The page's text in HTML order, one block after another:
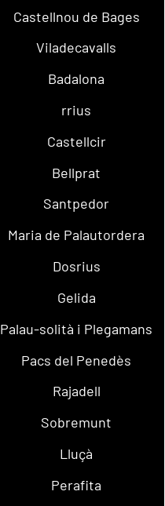
Castellnou de Bages
Viladecavalls
Badalona
rrius
Castellcir
Bellprat
Santpedor
Maria de Palautordera
Dosrius
Gelida
Palau-solità i Plegamans
Pacs del Penedès
Rajadell
Sobremunt
Lluçà
Perafita